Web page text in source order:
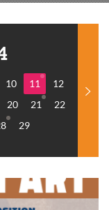
10 11
12
20 21
22
29